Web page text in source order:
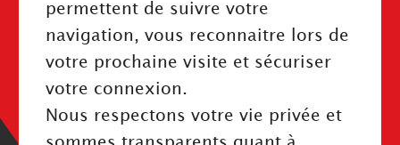
INFORMATIONS
Mentions légales
Politique de confidentialité
Index Égalité Professionnelle
Cookies
permettent de suivre votre
navigation, vous reconnaitre lors de
votre prochaine visite et sécuriser
votre connexion.
Nous respectons votre vie privée et